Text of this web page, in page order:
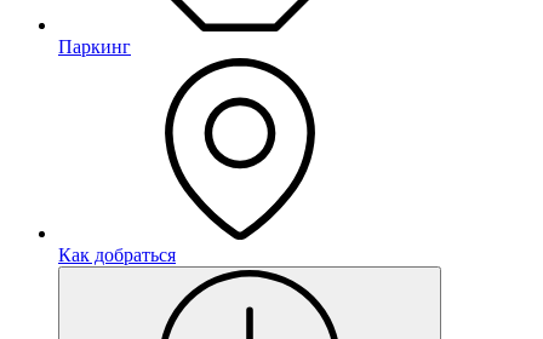
Паркинг
Как добраться